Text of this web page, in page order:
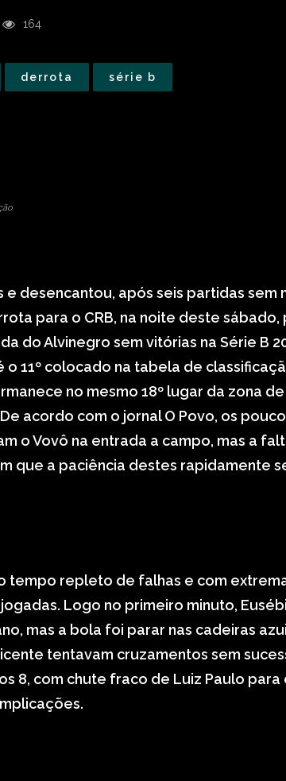
164
derrota série b
desencantou, após seis partidas sem
para o CRB, na noite deste sábado,
do Alvinegro sem vitórias na Série B
o 11º colocado na tabela de
no mesmo 18º lugar da zona de
acordo com o jornal O Povo, os
o Vovô na entrada a campo, mas a
que a paciência destes rapidamente
tempo repleto de falhas e com
Logo no primeiro minuto,
mas a bola foi parar nas cadeiras
tentavam cruzamentos sem
8, com chute fraco de Luiz Paulo